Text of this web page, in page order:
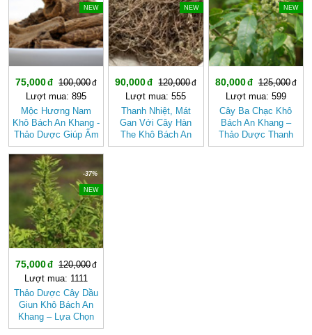
NEW
75,000
100,000
Lượt mua: 895
Mộc Hương Nam
Khô Bách An Khang -
Thảo Dược Giúp Ấm
Bụng, Hành Khí,
Giảm Đầy Hơi
NEW
90,000
120,000
Lượt mua: 555
Thanh Nhiệt, Mát
Gan Với Cây Hàn
The Khô Bách An
Khang Chính Hãng
NEW
80,000
125,000
Lượt mua: 599
Cây Ba Chạc Khô
Bách An Khang –
Thảo Dược Thanh
Nhiệt, Giải Độc Gan
-37%
NEW
75,000
120,000
Lượt mua: 1111
Thảo Dược Cây Dầu
Giun Khô Bách An
Khang – Lựa Chọn
Cho Hệ Tiêu Hóa